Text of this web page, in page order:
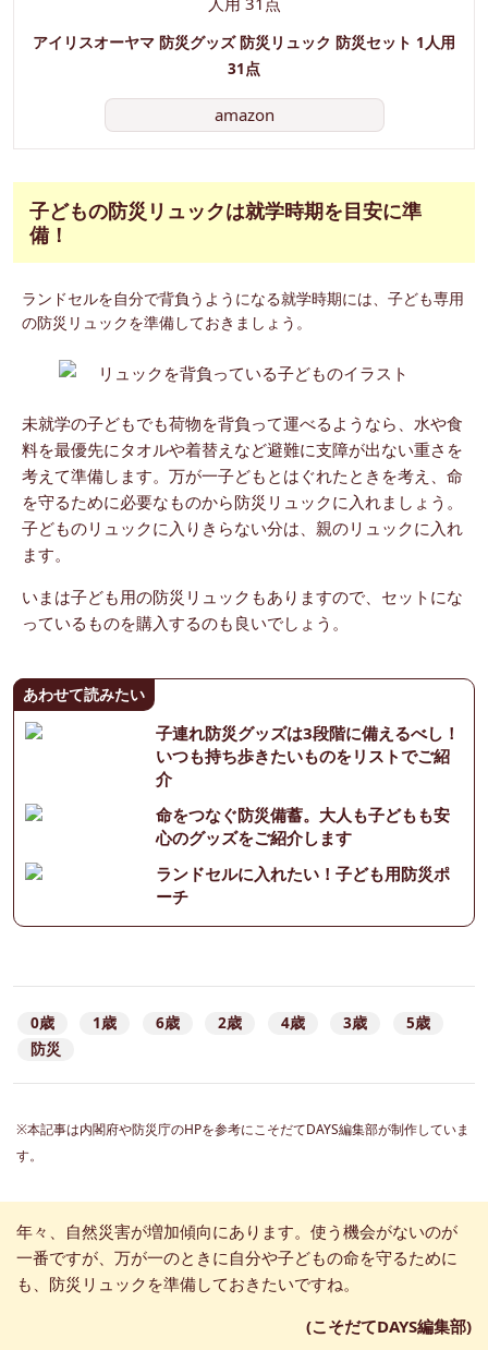
アイリスオーヤマ 防災グッズ 防災リュック 防災セット 1人用
31点
amazon
子どもの防災リュックは就学時期を目安に準
備！
ランドセルを自分で背負うようになる就学時期には、子ども専用
の防災リュックを準備しておきましょう。
未就学の子どもでも荷物を背負って運べるようなら、水や食
料を最優先にタオルや着替えなど避難に支障が出ない重さを
考えて準備します。万が一子どもとはぐれたときを考え、命
を守るために必要なものから防災リュックに入れましょう。
子どものリュックに入りきらない分は、親のリュックに入れ
ます。
いまは子ども用の防災リュックもありますので、セットにな
っているものを購入するのも良いでしょう。
あわせて読みたい
子連れ防災グッズは3段階に備えるべし！
いつも持ち歩きたいものをリストでご紹
介
命をつなぐ防災備蓄。大人も子どもも安
心のグッズをご紹介します
ランドセルに入れたい！子ども用防災ポ
ーチ
0歳 1歳 6歳 2歳 4歳 3歳
5歳
防災
※本記事は内閣府や防災庁のHPを参考にこそだてDAYS編集部が制作していま
す。
年々、自然災害が増加傾向にあります。使う機会がないのが
一番ですが、万が一のときに自分や子どもの命を守るために
も、防災リュックを準備しておきたいですね。
(こそだてDAYS編集部)